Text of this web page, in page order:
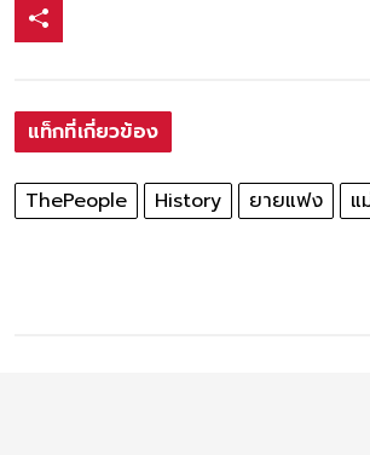
แท็กที่เกี่ยวข้อง
ThePeople History ยายแฟง แ